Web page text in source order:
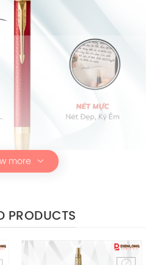
more
PRODUCTS